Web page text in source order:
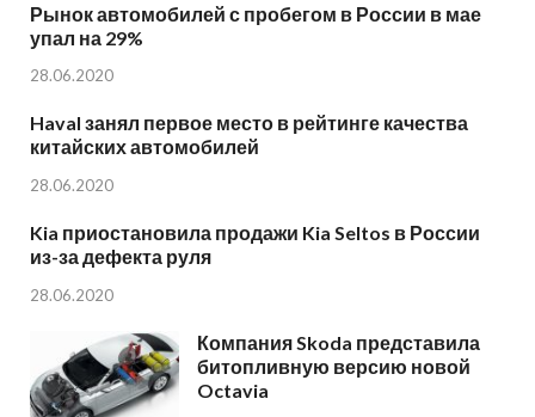
Рынок автомобилей с пробегом в России в мае
упал на 29%
28.06.2020
Haval занял первое место в рейтинге качества
китайских автомобилей
28.06.2020
Kia приостановила продажи Kia Seltos в России
из-за дефекта руля
28.06.2020
Компания Skoda представила
битопливную версию новой
Octavia